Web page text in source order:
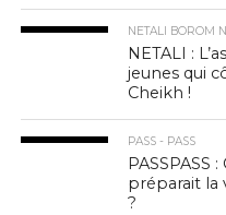
NETALI BOROM
NETALI :
jeunes qui
Cheikh !
PASS - PASS
PASSPASS
préparait la
?